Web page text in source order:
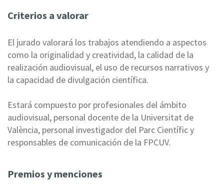
Criterios a valorar
El jurado valorará los trabajos atendiendo a aspectos
como la originalidad y creatividad, la calidad de la
realización audiovisual, el uso de recursos narrativos y
la capacidad de divulgación científica.
Estará compuesto por profesionales del ámbito
audiovisual, personal docente de la Universitat de
València, personal investigador del Parc Científic y
responsables de comunicación de la FPCUV.
Premios y menciones